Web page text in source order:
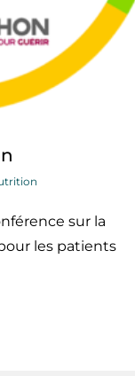
sur la
les patients